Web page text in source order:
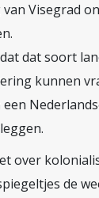
Visegrad
dat soort
kunnen
een
over
de